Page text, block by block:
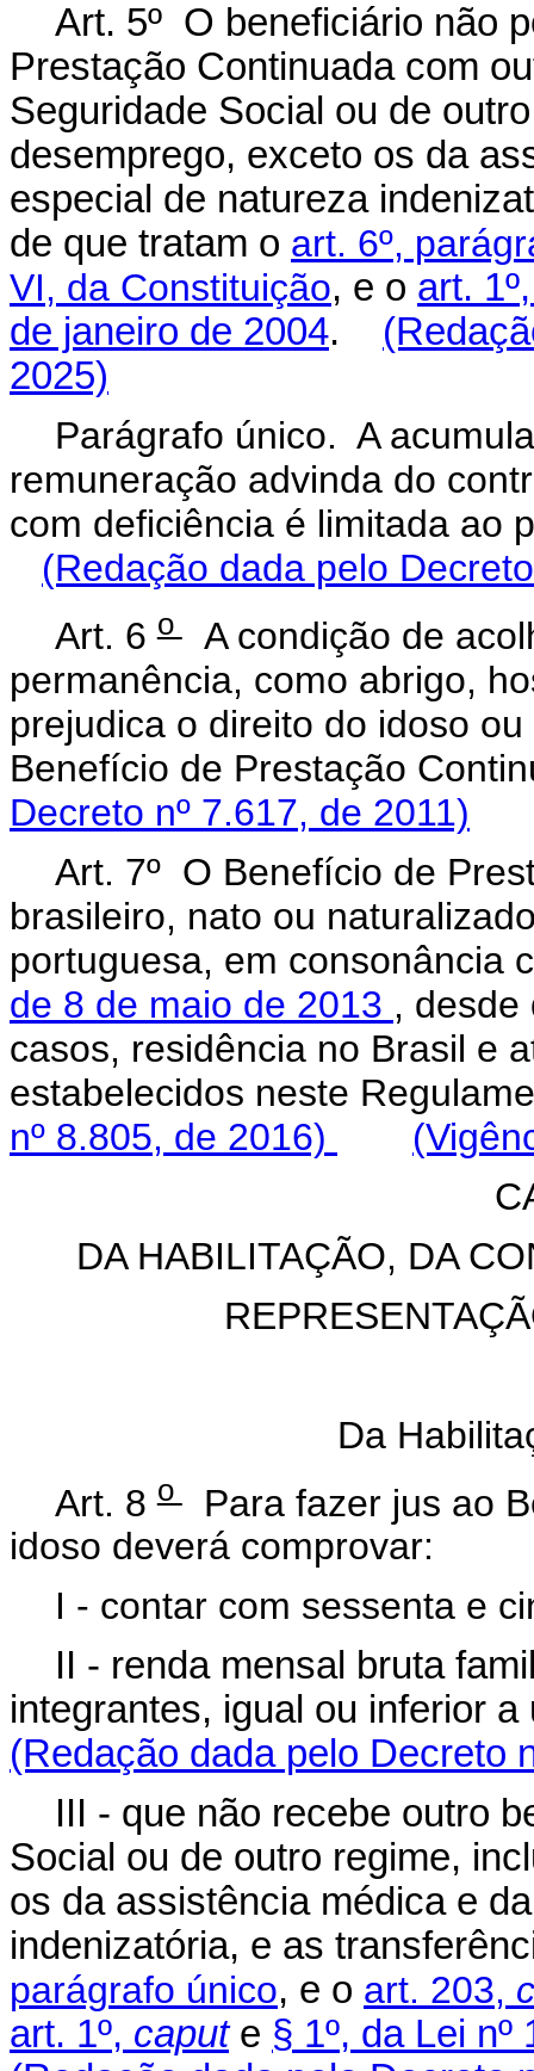
Art. 5º O beneficiário não
Prestação Continuada com
Seguridade Social ou de
desemprego, exceto os da
especial de natureza
de que tratam o art. 6º,
VI, da Constituição, e o art.
de janeiro de 2004.
2025)
Parágrafo único. A
remuneração advinda do
com deficiência é limitada ao
(Redação dada pelo
Art. 6o A condição de
permanência, como abrigo,
prejudica o direito do idoso
Benefício de Prestação
Decreto nº 7.617, de 2011)
Art. 7º O Benefício de
brasileiro, nato ou
portuguesa, em consonância
de 8 de maio de 2013 , desde
casos, residência no Brasil e
estabelecidos neste
nº 8.805, de 2016)
DA HABILITAÇÃO, DA
Da
Art. 8o Para fazer jus ao
idoso deverá comprovar:
I - contar com sessenta e
II - renda mensal bruta
integrantes, igual ou inferior
(Redação dada pelo Decreto
III - que não recebe outro
Social ou de outro regime,
os da assistência médica e
indenizatória, e as
parágrafo único, e o art. 203,
art. 1º, capute § 1º, da Lei